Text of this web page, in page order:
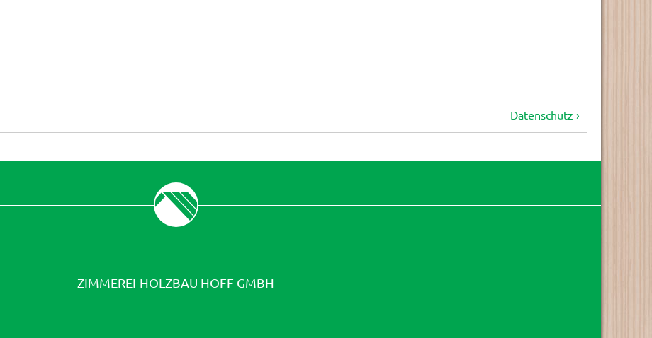
Datenschutz
ZIMMEREI-HOLZBAU HOFF GMBH